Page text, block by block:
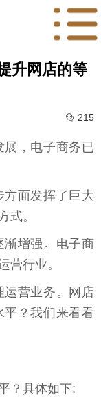
升网店的等
 215
展，电子商务已
方面发挥了巨大
式。
渐增强。电子商
营行业。
运营业务。网店
平？我们来看看
？具体如下: